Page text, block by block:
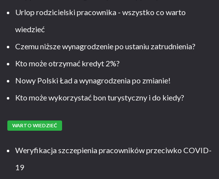
Urlop rodzicielski pracownika - wszystko co warto
wiedzieć
Czemu niższe wynagrodzenie po ustaniu zatrudnienia?
Kto może otrzymać kredyt 2%?
Nowy Polski Ład a wynagrodzenia po zmianie!
Kto może wykorzystać bon turystyczny i do kiedy?
WARTO WIEDZIEĆ
Weryfikacja szczepienia pracowników przeciwko COVID-
19